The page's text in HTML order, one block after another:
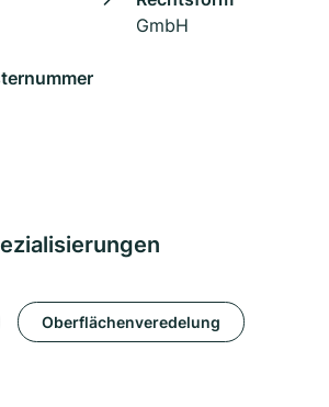
GmbH
Oberflächenveredelung